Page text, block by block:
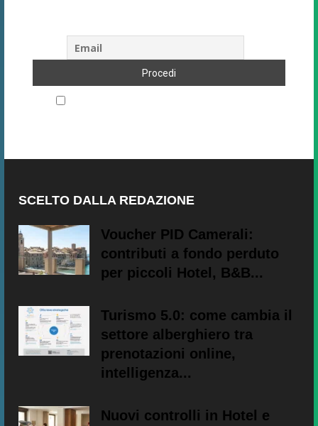
Accetto le regole di riservatezza di questo sito
SCELTO DALLA REDAZIONE
Voucher PID Camerali:
contributi a fondo perduto
per piccoli Hotel, B&B...
Turismo 5.0: come cambia il
settore alberghiero tra
prenotazioni online,
intelligenza...
Nuovi controlli in Hotel e